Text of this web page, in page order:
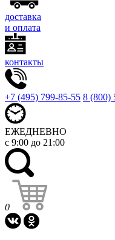
доставка
и оплата
контакты
+7 (495) 799-85-55 8 (800)
ЕЖЕДНЕВНО
с 9:00 до 21:00
0